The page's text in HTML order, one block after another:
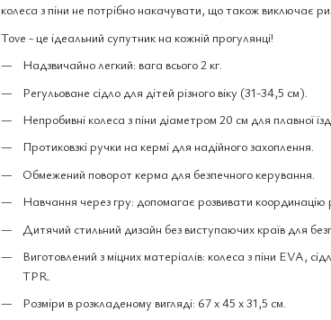
колеса з піни не потрібно накачувати, що також виключає
Tove - це ідеальний супутник на кожній прогулянці!
Надзвичайно легкий: вага всього 2 кг.
Регульоване сідло для дітей різного віку (31-34,5 см).
Непробивні колеса з піни діаметром 20 см для плавної
Протиковзкі ручки на кермі для надійного захоплення.
Обмежений поворот керма для безпечного керування.
Навчання через гру: допомагає розвивати координацію
Дитячий стильний дизайн без виступаючих країв для
Виготовлений з міцних матеріалів: колеса з піни EVA,
TPR.
Розміри в розкладеному вигляді: 67 x 45 x 31,5 см.